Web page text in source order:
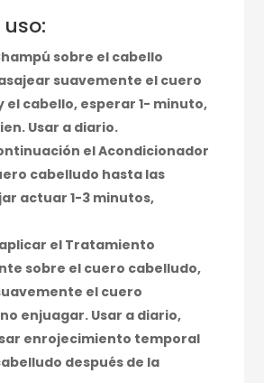
sobre el cabello
suavemente el cuero
el cabello, esperar 1- minuto,
Usar a diario.
el Acondicionador
cabelludo hasta las
actuar 1-3 minutos,
el Tratamiento
sobre el cuero cabelludo,
el cuero
enjuagar. Usar a diario,
enrojecimiento temporal
después de la